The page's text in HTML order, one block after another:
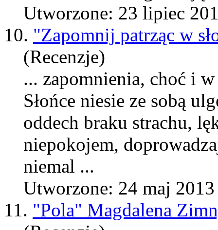
Utworzone: 23 lipiec
10. "Zapomnij patrząc w
(Recenzje)
... zapomnienia, choć i
Słońce niesie ze sobą
oddech braku strachu,
niepokojem,
niemal ...
Utworzone: 24 maj 2013
11. "Pola" Magdalena